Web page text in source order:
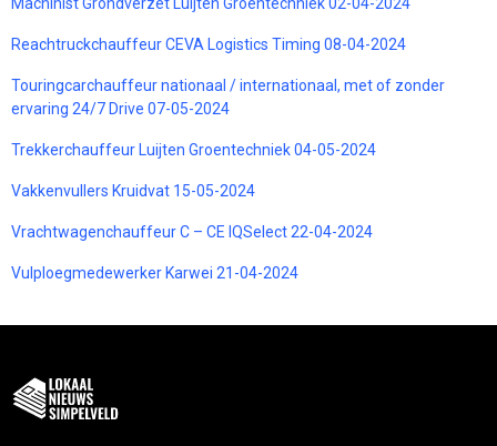
Reachtruckchauffeur CEVA Logistics Timing 08-04-2024
Touringcarchauffeur nationaal / internationaal, met of zonder
ervaring 24/7 Drive 07-05-2024
Trekkerchauffeur Luijten Groentechniek 04-05-2024
Vakkenvullers Kruidvat 15-05-2024
Vrachtwagenchauffeur C – CE IQSelect 22-04-2024
Vulploegmedewerker Karwei 21-04-2024